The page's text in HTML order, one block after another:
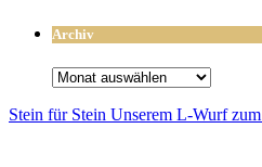
Archiv
Archiv
Stein für Stein Unse­rem L-Wurf